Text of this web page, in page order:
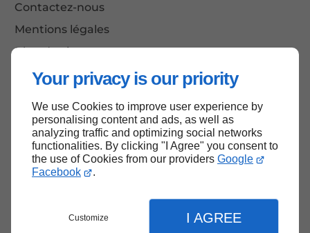
Your privacy is our priority
We use Cookies to improve user experience by
personalising content and ads, as well as
analyzing traffic and optimizing social networks
functionalities. By clicking "I Agree" you consent to
the use of Cookies from our providers Google
Facebook
.
Customize I AGREE
Contactez-nous
Mentions légales
Plan du site
Haut de page